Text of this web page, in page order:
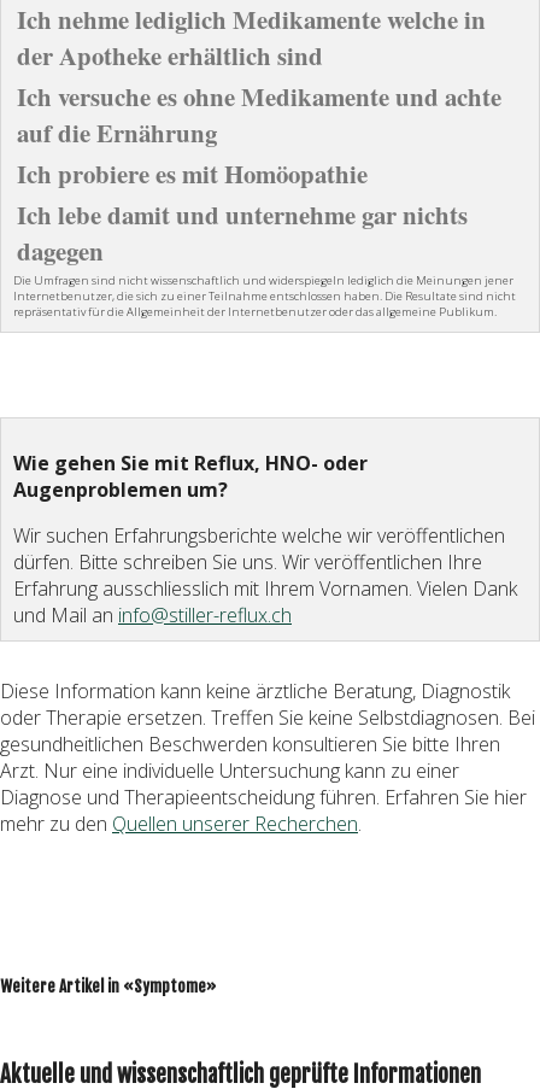
Ich nehme lediglich Medikamente welche in
der Apotheke erhältlich sind
Ich versuche es ohne Medikamente und achte
auf die Ernährung
Ich probiere es mit Homöopathie
Ich lebe damit und unternehme gar nichts
dagegen
Die Umfragen sind nicht wissenschaftlich und widerspiegeln lediglich die Meinungen jener
Internetbenutzer, die sich zu einer Teilnahme entschlossen haben. Die Resultate sind nicht
repräsentativ für die Allgemeinheit der Internetbenutzer oder das allgemeine Publikum.
Wie gehen Sie mit Reflux, HNO- oder
Augenproblemen um?
Wir suchen Erfahrungsberichte welche wir veröffentlichen
dürfen. Bitte schreiben Sie uns. Wir veröffentlichen Ihre
Erfahrung ausschliesslich mit Ihrem Vornamen. Vielen Dank
und Mail an info@stiller-reflux.ch
Diese Information kann keine ärztliche Beratung, Diagnostik
oder Therapie ersetzen. Treffen Sie keine Selbstdiagnosen. Bei
gesundheitlichen Beschwerden konsultieren Sie bitte Ihren
Arzt. Nur eine individuelle Untersuchung kann zu einer
Diagnose und Therapieentscheidung führen. Erfahren Sie hier
mehr zu den Quellen unserer Recherchen.
Weitere Artikel in «Symptome»
Aktuelle und wissenschaftlich geprüfte Informationen